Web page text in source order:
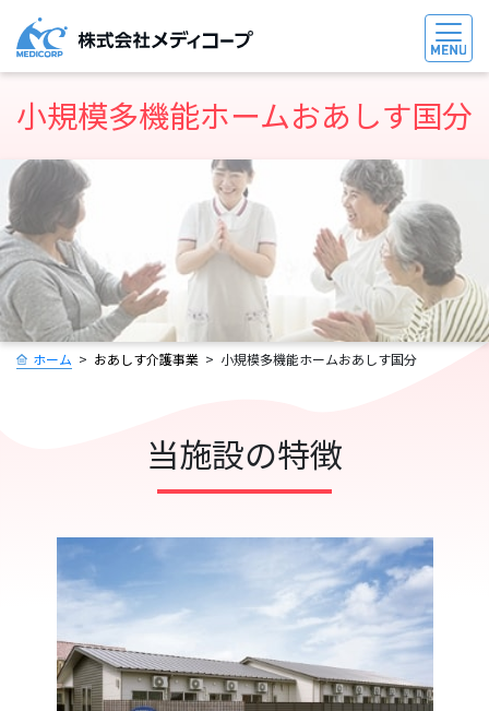
小規模多機能ホームおあしす国分
ホーム おあしす介護事業 小規模多機能ホームおあしす国分
当施設の特徴